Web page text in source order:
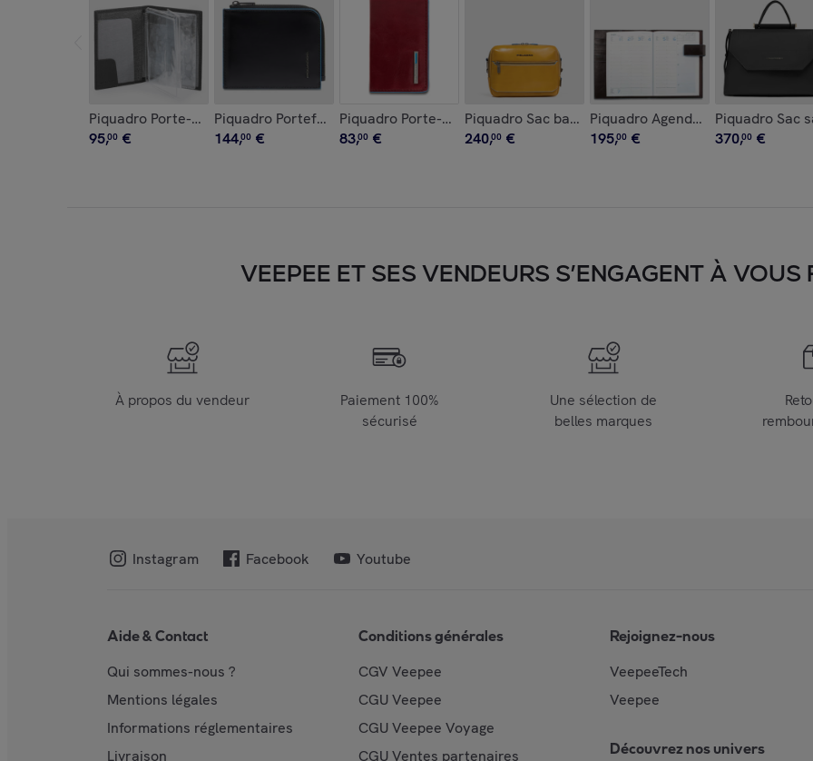
Piquadro Porte-permis de conduire russe
95,00 €
Piquadro Portefeuille porte-cartes de crédit homme zippé avec porte-monnaie et
144,00 €
Piquadro Porte-cartes de visite en cuir
83,00 €
Piquadro Sac bandoulière homme pour iPad®mini
240,00 €
Piquadro Agenda semainier en
195,00 €
Piquadro Sac
370,00 €
VEEPEE ET SES VENDEURS S’ENGAGENT À VOUS
À propos du vendeur
Paiement 100%
sécurisé
Une sélection de
belles marques
Instagram Facebook Youtube
Aide & Contact
Qui sommes-nous ?
Mentions légales
Informations réglementaires
Livraison
Conditions générales
CGV Veepee
CGU Veepee
CGU Veepee Voyage
CGU Ventes partenaires
Rejoignez-nous
VeepeeTech
Veepee
Découvrez nos univers